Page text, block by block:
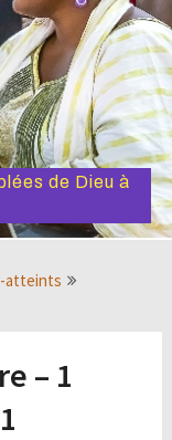
de Dieu à
atteints
– 1